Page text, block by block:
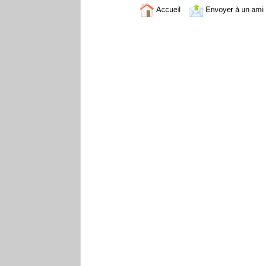
Accueil Envoyer à un ami